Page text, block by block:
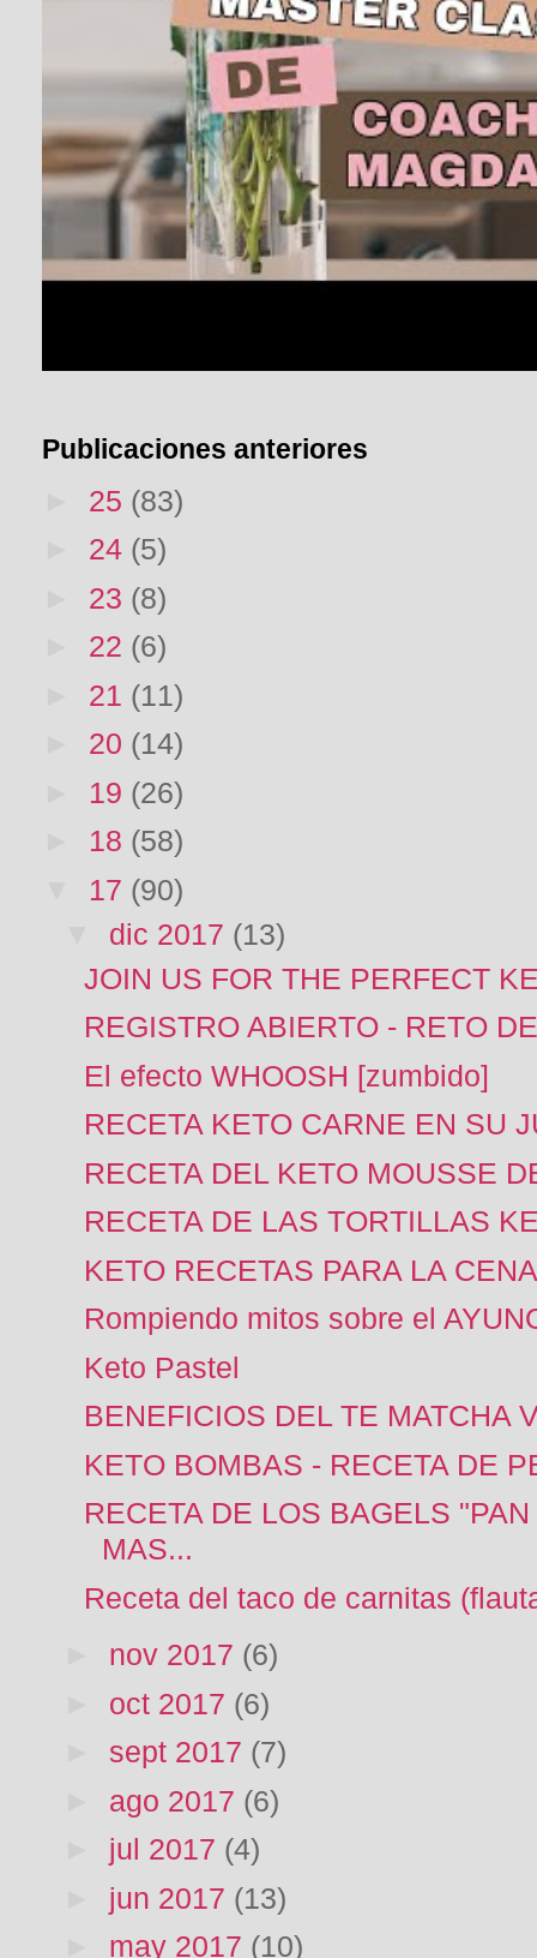
Publicaciones anteriores
25 (83)
24 (5)
23 (8)
22 (6)
21 (11)
20 (14)
19 (26)
18 (58)
17 (90)
dic 2017 (13)
JOIN US FOR THE PERFECT
REGISTRO ABIERTO - RETO
El efecto WHOOSH [zumbido]
RECETA KETO CARNE EN SU
RECETA DEL KETO MOUSSE
RECETA DE LAS TORTILLAS
KETO RECETAS PARA LA
Rompiendo mitos sobre el
Keto Pastel
BENEFICIOS DEL TE MATCHA
KETO BOMBAS - RECETA DE
RECETA DE LOS BAGELS
MAS...
Receta del taco de carnitas
nov 2017 (6)
oct 2017 (6)
sept 2017 (7)
ago 2017 (6)
jul 2017 (4)
jun 2017 (13)
may 2017 (10)